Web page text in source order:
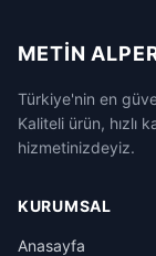
METIN
Türkiye'nin en
Kaliteli ürün, hızlı
hizmetinizdeyiz.
KURUMSAL
Anasayfa